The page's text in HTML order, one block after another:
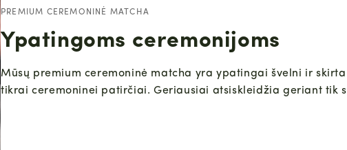
PREMIUM CEREMONINĖ MATCHA
Ypatingoms ceremonijoms
Mūsų premium ceremoninė matcha yra ypatingai švelni ir
tikrai ceremoninei patirčiai. Geriausiai atsiskleidžia geriant tik